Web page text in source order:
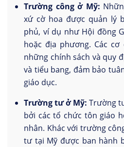
Trường công ở Mỹ:
xứ cờ hoa được quản lý
phủ, ví dụ như Hội đồng
hoặc địa phương. Các
những chính sách và quy
và tiểu bang, đảm bảo
giáo dục.
Trường tư ở Mỹ: Trường
bởi các tổ chức tôn giáo
nhân. Khác với trường
tư tại Mỹ được ban hành